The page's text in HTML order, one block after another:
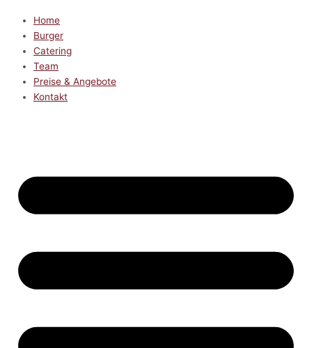
Home
Burger
Catering
Team
Preise & Angebote
Kontakt